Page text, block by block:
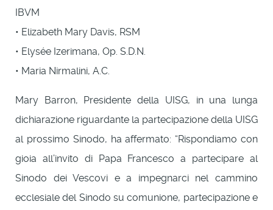
IBVM
• Elizabeth Mary Davis, RSM
• Elysée Izerimana, Op. S.D.N.
• Maria Nirmalini, A.C.
Mary Barron, Presidente della UISG, in una lunga
dichiarazione riguardante la partecipazione della UISG
al prossimo Sinodo, ha affermato: “Rispondiamo con
gioia all’invito di Papa Francesco a partecipare al
Sinodo dei Vescovi e a impegnarci nel cammino
ecclesiale del Sinodo su comunione, partecipazione e